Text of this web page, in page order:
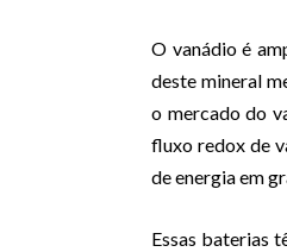
O vanádio é
deste mineral
o mercado do
fluxo redox de
de energia em
Essas baterias